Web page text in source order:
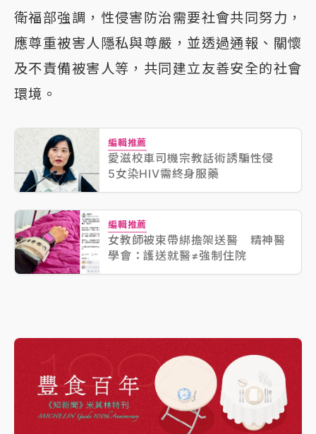
衛福部強調，性侵害防治需要社會共同努力，
應尊重被害人隱私與尊嚴，並透過通報、關懷
及不責備被害人等，共同建立友善安全的社會
環境。
編輯推薦
愛滋校車司機宗教話術誘騙性侵
5女染HIV需終身服藥
編輯推薦
女教師被束帶綁擔架送醫 精神醫
學會：護送就醫≠強制住院